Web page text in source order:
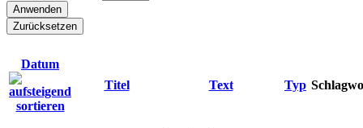
Datum
Titel
Text Typ